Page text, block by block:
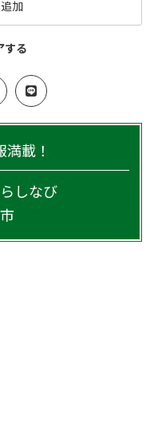
加
する
載！
しなび